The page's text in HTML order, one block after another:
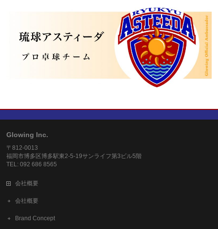
Glowing Inc.
〒812-0013
福岡市博多区博多駅東2-5-19サンライフ第3ビル5階
TEL: 092 686 8565
会社概要
会社概要
Brand Concept